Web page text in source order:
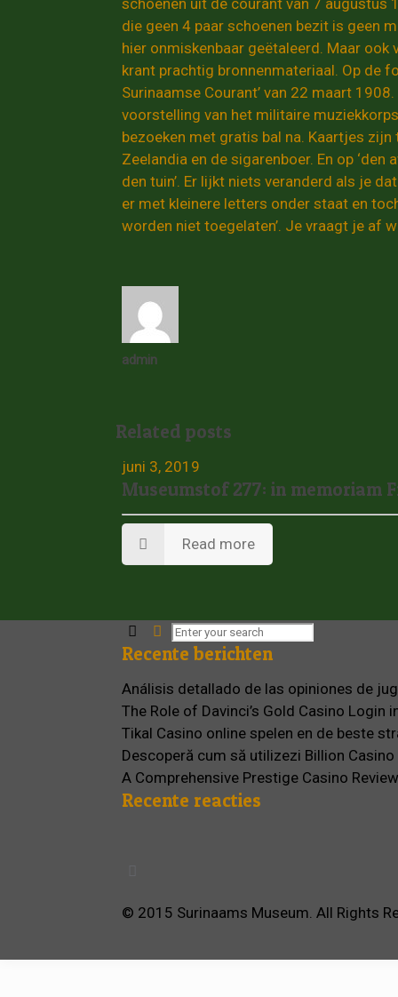
schoenen uit de courant van 7 augustus
die geen 4 paar schoenen bezit is geen
hier onmiskenbaar geëtaleerd. Maar
krant prachtig bronnenmateriaal. Op de
Surinaamse Courant’ van 22 maart
voorstelling van het militaire
bezoeken met gratis bal na. Kaartjes
Zeelandia en de sigarenboer. En op
den tuin’. Er lijkt niets veranderd als je
er met kleinere letters onder staat en
worden niet toegelaten’. Je vraagt je af
admin
Related posts
juni 3, 2019
Museumstof 277: in memoriam
Read more
Recente berichten
Análisis detallado de las opiniones de
The Role of Davinci’s Gold Casino Login
Tikal Casino online spelen en de beste
Descoperă cum să utilizezi Billion
A Comprehensive Prestige Casino
Recente reacties
© 2015 Surinaams Museum. All Rights